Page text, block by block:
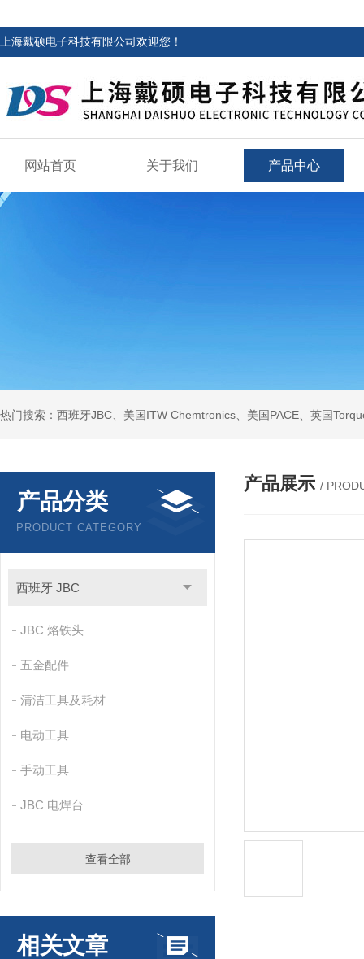
上海戴硕电子科技有限公司欢迎您！
网站首页 关于我们 产品中心
产品分类
PRODUCT CATEGORY
西班牙 JBC
JBC 烙铁头
五金配件
清洁工具及耗材
电动工具
手动工具
JBC 电焊台
查看全部
相关文章
产品展示 /